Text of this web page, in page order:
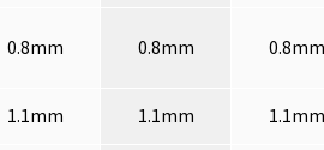
0.8mm 0.8mm 0.8mm
1.1mm 1.1mm
1.1mm